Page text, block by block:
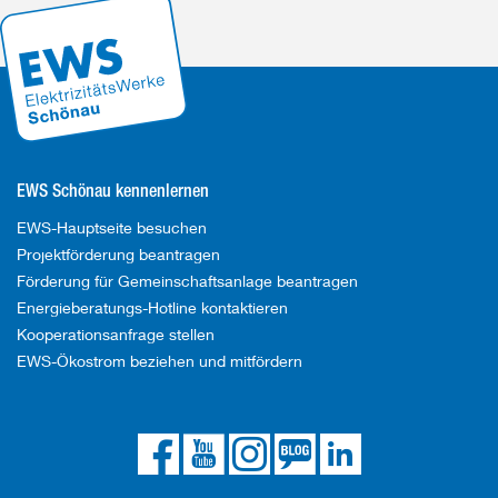
EWS Schönau kennenlernen
EWS-Hauptseite besuchen
Projektförderung beantragen
Förderung für Gemeinschaftsanlage beantragen
Energieberatungs-Hotline kontaktieren
Kooperationsanfrage stellen
EWS-Ökostrom beziehen und mitfördern
EWS
auf
Facebook
EWS
auf
YouTube
EWS
auf
Instagram
zum
EWS
Blog LinkedIn